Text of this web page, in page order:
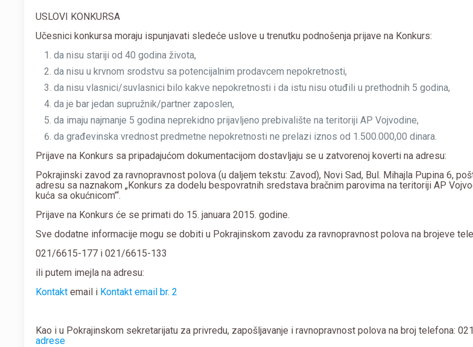
USLOVI KONKURSA
Učesnici konkursa moraju ispunjavati sledeće uslove u trenutku podnošenja prijave na Konkurs:
da nisu stariji od 40 godina života,
da nisu u krvnom srodstvu sa potencijalnim prodavcem nepokretnosti,
da nisu vlasnici/suvlasnici bilo kakve nepokretnosti i da istu nisu otuđili u prethodnih 5 godina,
da je bar jedan supružnik/partner zaposlen,
da imaju najmanje 5 godina neprekidno prijavljeno prebivalište na teritoriji AP Vojvodine,
da građevinska vrednost predmetne nepokretnosti ne prelazi iznos od 1.500.000,00 dinara.
Prijave na Konkurs sa pripadajućom dokumentacijom dostavljaju se u zatvorenoj koverti na adresu:
Pokrajinski zavod za ravnopravnost polova (u daljem tekstu: Zavod), Novi Sad, Bul. Mihajla Pupina 6,
adresu sa naznakom „Konkurs za dodelu bespovratnih sredstava bračnim parovima na teritoriji AP
kuća sa okućnicom’“.
Prijave na Konkurs će se primati do 15. januara 2015. godine.
Sve dodatne informacije mogu se dobiti u Pokrajinskom zavodu za ravnopravnost polova na brojeve
021/6615-177 i021/6615-133
ili putem imejla na adresu:
Kontakt email i Kontakt email br. 2
Kao i u Pokrajinskom sekretarijatu za privredu, zapošljavanje i ravnopravnost polova na broj telefona:
adrese